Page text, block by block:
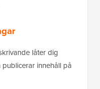
låter dig
innehåll på